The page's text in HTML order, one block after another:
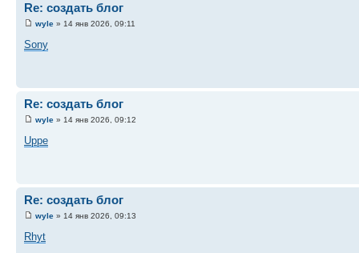
Re: создать блог
wyle » 14 янв 2026, 09:11
Sony
Re: создать блог
wyle » 14 янв 2026, 09:12
Uppe
Re: создать блог
wyle » 14 янв 2026, 09:13
Rhyt